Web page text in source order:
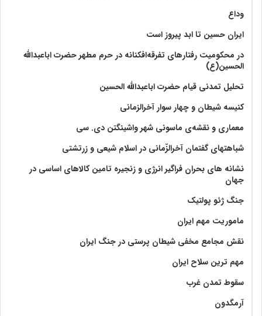
وداع
ایران حسین تا ابد پیروز است
در محکومیت رفتارهای تفرقه‌افکنانه در حرم مطهر حضرت اباعبدالله
الحسین(ع)
تحلیل تمدنی قیام حضرت اباعبدالله الحسین
کنیسه شیطان و چهار سوار آخرالزمانی
معماری و نقشه‌ی ماسونی شهر واشينگتن دی. سی
شباهتهای گفتمان آخر‌الزّمانی در اسلام شیعی و زرتشتی
نشانه های بحران فراگیر انرژی و زنجیره تامین کالاهای اساسی در
جهان
جنگ ژئو پولتیک
ماموریت مهم ایران
نقش مجامع مخفی شیطان پرستی در جنگ ایران
مهم ترین سلاح ایران
سقوط تمدن غرب
آرمگدون